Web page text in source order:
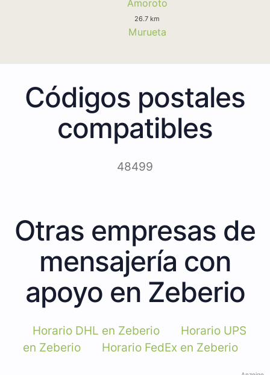
Amoroto
26.7 km
Murueta
Códigos postales
compatibles
48499
Otras empresas de
mensajería con
apoyo en Zeberio
Horario DHL en Zeberio
Horario UPS
en Zeberio
Horario FedEx en Zeberio